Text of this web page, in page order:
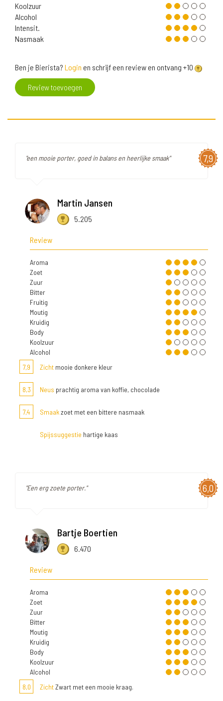
Koolzuur
Alcohol
Intensit.
Nasmaak
Ben je Bierista? Login en schrijf een review en ontvang +10
Review toevoegen
7,9
"een mooie porter, goed in balans en heerlijke smaak"
Martin Jansen
5.205
Review
Aroma
Zoet
Zuur
Bitter
Fruitig
Moutig
Kruidig
Body
Koolzuur
Alcohol
7,9
Zicht mooie donkere kleur
8,3 Neus prachtig aroma van koffie, chocolade
7,4 Smaakzoet met een bittere nasmaak
Spijssuggestie hartige kaas
6,0
"Een erg zoete porter."
Bartje Boertien
6.470
Review
Aroma
Zoet
Zuur
Bitter
Moutig
Kruidig
Body
Koolzuur
Alcohol
8,0
ZichtZwart met een mooie kraag.